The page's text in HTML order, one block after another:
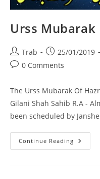
Urss Mubarak
Post
author:
Trab
Post
published:
25/01/2019
Post0 Comments
The Urss Mubarak Of
Gilani Shah Sahib R.A -
been scheduled by
Continue Reading Urss